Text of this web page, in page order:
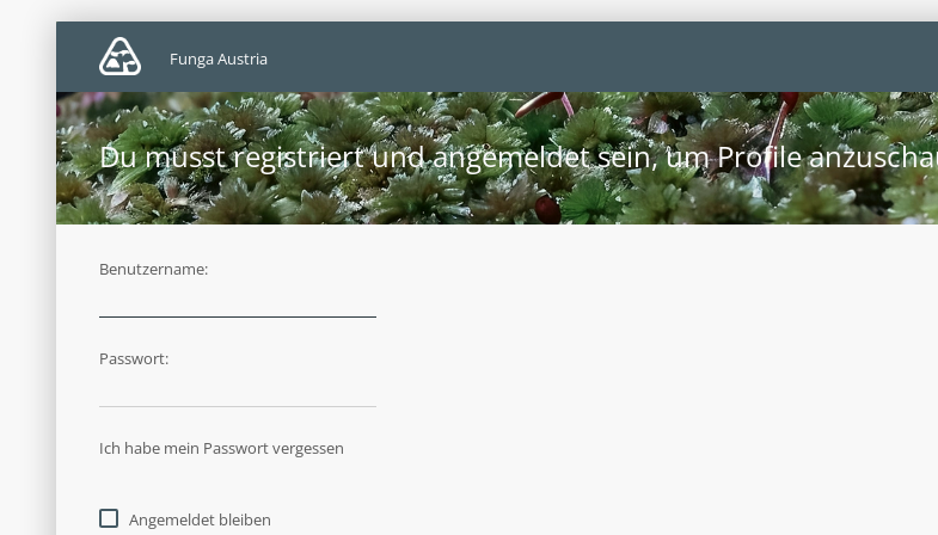
Funga Austria
Du musst registriert und angemeldet sein, um Profile
Benutzername:
Passwort:
Ich habe mein Passwort vergessen
Angemeldet bleiben